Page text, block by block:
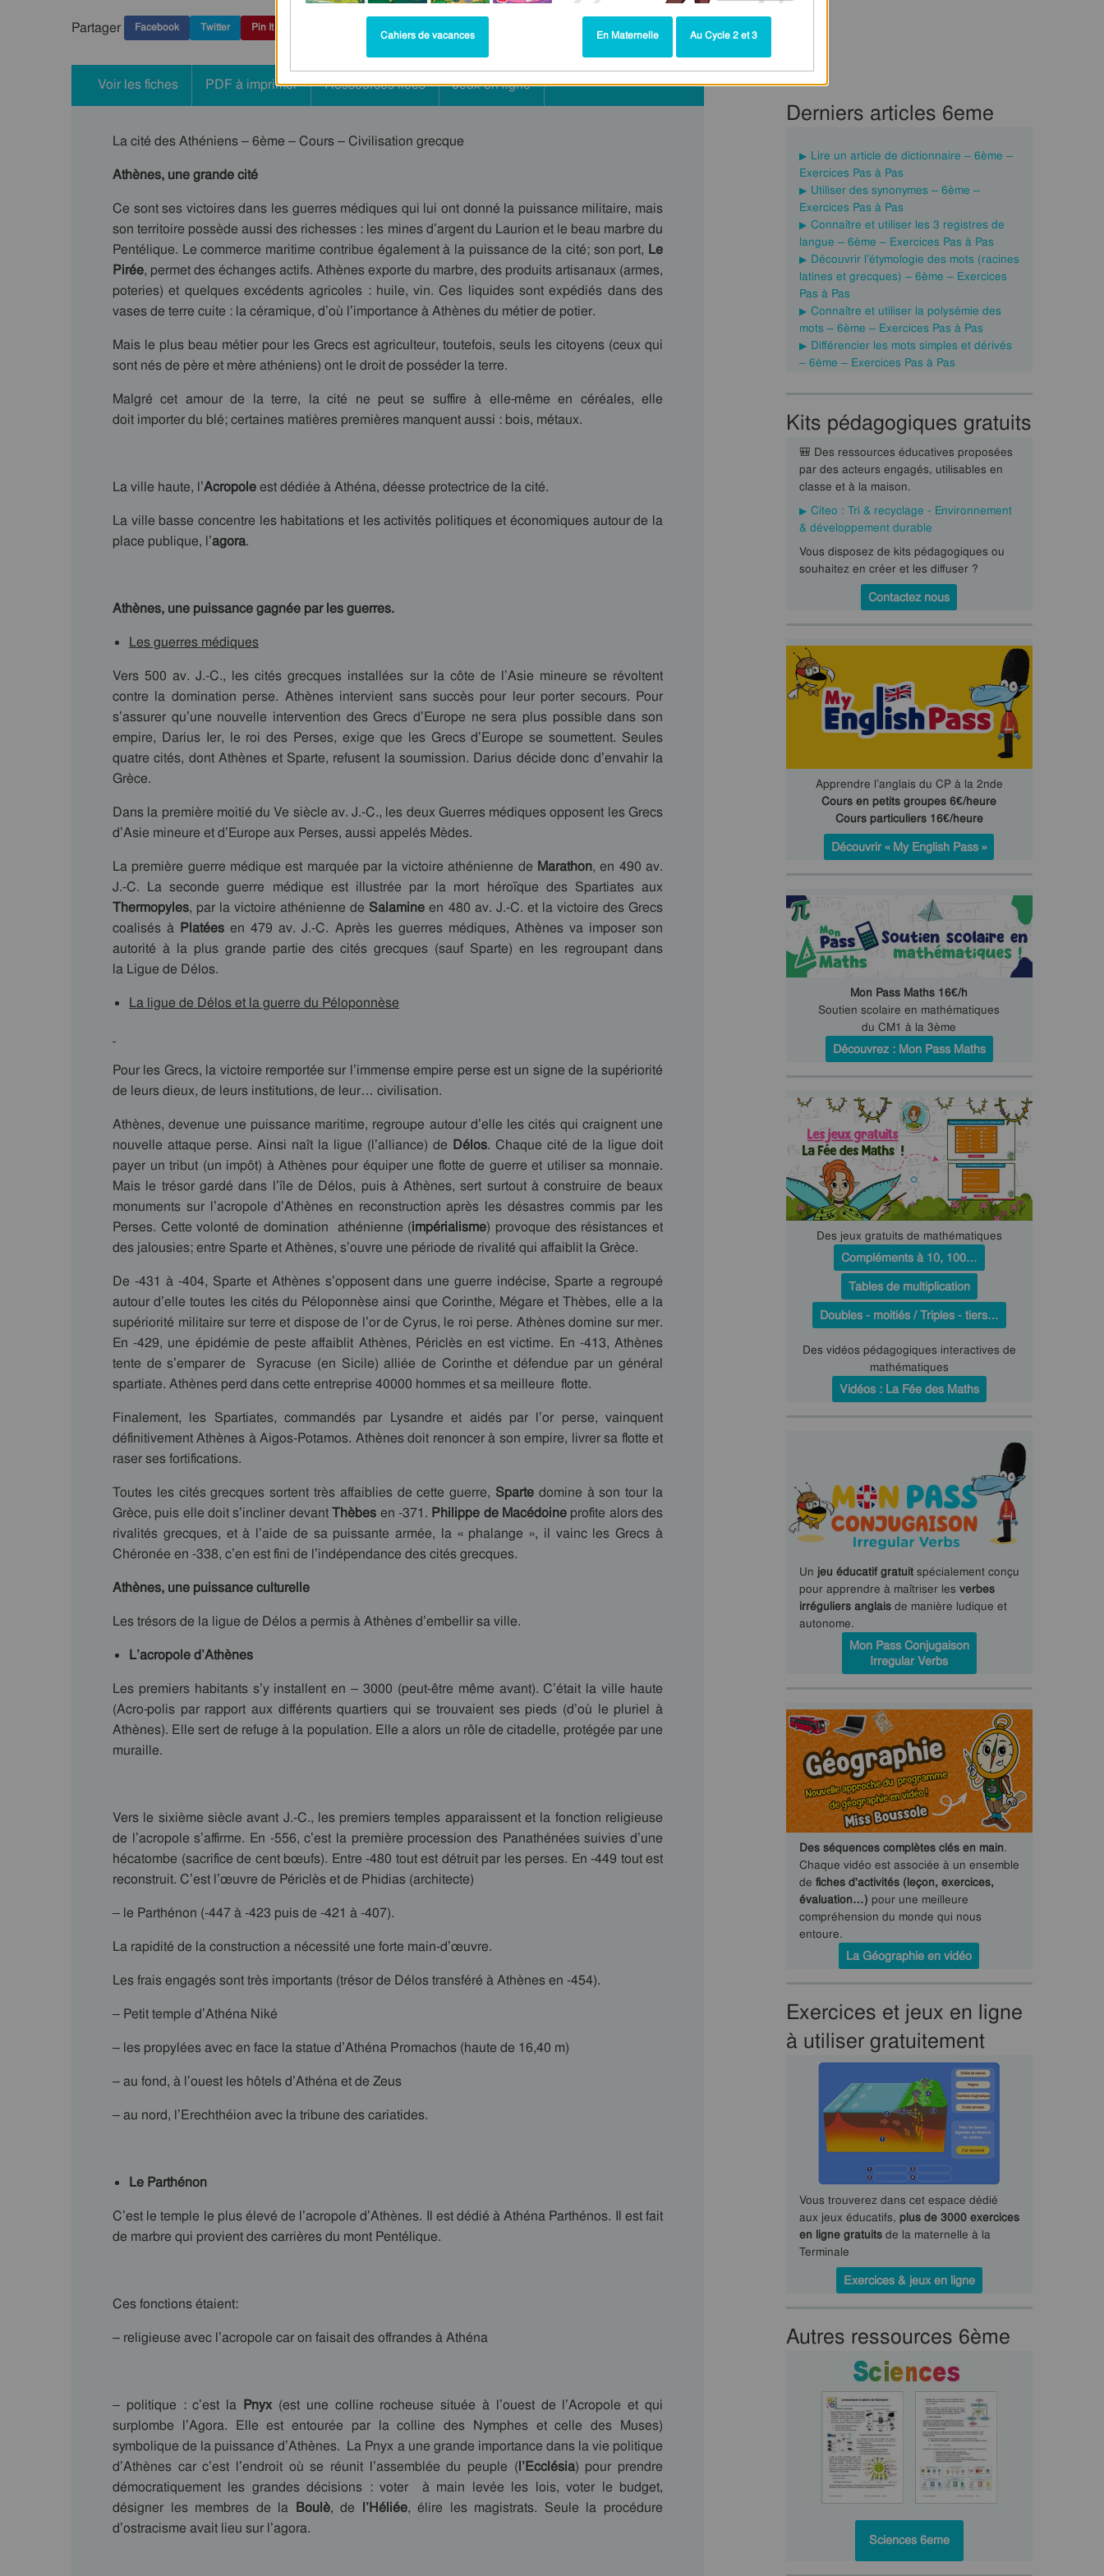
Partager Facebook Twitter Pin It
Voir les fiches PDF à imprimer Ressources liées Jeux en ligne
La cité des Athéniens – 6ème – Cours – Civilisation grecque
Athènes, une grande cité
Ce sont ses victoires dans les guerres médiques qui lui ont donné la puissance militaire, mais
son territoire possède aussi des richesses : les mines d’argent du Laurion et le beau marbre du
Pentélique. Le commerce maritime contribue également à la puissance de la cité; son port, Le
Pirée, permet des échanges actifs. Athènes exporte du marbre, des produits artisanaux (armes,
poteries) et quelques excédents agricoles : huile, vin. Ces liquides sont expédiés dans des
vases de terre cuite : la céramique, d’où l’importance à Athènes du métier de potier.
Mais le plus beau métier pour les Grecs est agriculteur, toutefois, seuls les citoyens (ceux qui
sont nés de père et mère athéniens) ont le droit de posséder la terre.
Malgré cet amour de la terre, la cité ne peut se suffire à elle-même en céréales, elle
doit importer du blé; certaines matières premières manquent aussi : bois, métaux.
La ville haute, l’Acropoleest dédiée à Athéna, déesse protectrice de la cité.
La ville basse concentre les habitations et les activités politiques et économiques autour de la
place publique, l’agora.
Athènes, une puissance gagnée par les guerres.
Les guerres médiques
Vers 500 av. J.-C., les cités grecques installées sur la côte de l’Asie mineure se révoltent
contre la domination perse. Athènes intervient sans succès pour leur porter secours. Pour
s’assurer qu’une nouvelle intervention des Grecs d’Europe ne sera plus possible dans son
empire, Darius Ier, le roi des Perses, exige que les Grecs d’Europe se soumettent. Seules
quatre cités, dont Athènes et Sparte, refusent la soumission. Darius décide donc d’envahir la
Grèce.
Dans la première moitié du Ve siècle av. J.-C., les deux Guerres médiques opposent les Grecs
d’Asie mineure et d’Europe aux Perses, aussi appelés Mèdes.
La première guerre médique est marquée par la victoire athénienne de Marathon, en 490 av.
J.-C. La seconde guerre médique est illustrée par la mort héroïque des Spartiates aux
Thermopyles, par la victoire athénienne de Salamine en 480 av. J.-C. et la victoire des Grecs
coalisés à Platées en 479 av. J.-C. Après les guerres médiques, Athènes va imposer son
autorité à la plus grande partie des cités grecques (sauf Sparte) en les regroupant dans
la Ligue de Délos.
La ligue de Délos et la guerre du Péloponnèse
Pour les Grecs, la victoire remportée sur l’immense empire perse est un signe de la supériorité
de leurs dieux, de leurs institutions, de leur… civilisation.
Athènes, devenue une puissance maritime, regroupe autour d’elle les cités qui craignent une
nouvelle attaque perse. Ainsi naît la ligue (l’alliance) de Délos. Chaque cité de la ligue doit
payer un tribut (un impôt) à Athènes pour équiper une flotte de guerre et utiliser sa monnaie.
Mais le trésor gardé dans l’île de Délos, puis à Athènes, sert surtout à construire de beaux
monuments sur l’acropole d’Athènes en reconstruction après les désastres commis par les
Perses. Cette volonté de domination athénienne (impérialisme) provoque des résistances et
des jalousies; entre Sparte et Athènes, s’ouvre une période de rivalité qui affaiblit la Grèce.
De -431 à -404, Sparte et Athènes s’opposent dans une guerre indécise, Sparte a regroupé
autour d’elle toutes les cités du Péloponnèse ainsi que Corinthe, Mégare et Thèbes, elle a la
supériorité militaire sur terre et dispose de l’or de Cyrus, le roi perse. Athènes domine sur mer.
En -429, une épidémie de peste affaiblit Athènes, Périclès en est victime. En -413, Athènes
tente de s’emparer de Syracuse (en Sicile) alliée de Corinthe et défendue par un général
spartiate. Athènes perd dans cette entreprise 40000 hommes et sa meilleure flotte.
Finalement, les Spartiates, commandés par Lysandre et aidés par l’or perse, vainquent
définitivement Athènes à Aigos-Potamos. Athènes doit renoncer à son empire, livrer sa flotte et
raser ses fortifications.
Toutes les cités grecques sortent très affaiblies de cette guerre, Sparte domine à son tour la
Grèce, puis elle doit s’incliner devantThèbes en -371. Philippe de Macédoineprofite alors des
rivalités grecques, et à l’aide de sa puissante armée, la « phalange », il vainc les Grecs à
Chéronée en -338, c’en est fini de l’indépendance des cités grecques.
Athènes, une puissance culturelle
Les trésors de la ligue de Délos a permis à Athènes d’embellir sa ville.
L’acropole d’Athènes
Les premiers habitants s’y installent en – 3000 (peut-être même avant). C’était la ville haute
(Acro-polis par rapport aux différents quartiers qui se trouvaient ses pieds (d’où le pluriel à
Athènes). Elle sert de refuge à la population. Elle a alors un rôle de citadelle, protégée par une
muraille.
Vers le sixième siècle avant J.-C., les premiers temples apparaissent et la fonction religieuse
de l’acropole s’affirme. En -556, c’est la première procession des Panathénées suivies d’une
hécatombe (sacrifice de cent bœufs). Entre -480 tout est détruit par les perses. En -449 tout est
reconstruit. C’est l’œuvre de Périclès et de Phidias (architecte)
– le Parthénon (-447 à -423 puis de -421 à -407).
La rapidité de la construction a nécessité une forte main-d’œuvre.
Les frais engagés sont très importants (trésor de Délos transféré à Athènes en -454).
– Petit temple d’Athéna Niké
– les propylées avec en face la statue d’Athéna Promachos (haute de 16,40 m)
– au fond, à l’ouest les hôtels d’Athéna et de Zeus
– au nord, l’Erechthéion avec la tribune des cariatides.
Le Parthénon
C’est le temple le plus élevé de l’acropole d’Athènes. Il est dédié à Athéna Parthénos. Il est fait
de marbre qui provient des carrières du mont Pentélique.
Ces fonctions étaient:
– religieuse avec l’acropole car on faisait des offrandes à Athéna
– politique : c’est la Pnyx (est une colline rocheuse située à l’ouest de l’Acropole et qui
surplombe l’Agora. Elle est entourée par la colline des Nymphes et celle des Muses)
symbolique de la puissance d’Athènes. La Pnyx a une grande importance dans la vie politique
d’Athènes car c’est l’endroit où se réunit l’assemblée du peuple (l’Ecclésia) pour prendre
démocratiquement les grandes décisions : voter à main levée les lois, voter le budget,
désigner les membres de la Boulè, de l’Héliée, élire les magistrats. Seule la procédure
d’ostracisme avait lieu sur l’agora.
Derniers articles 6eme
Lire un article de dictionnaire – 6ème –
Exercices Pas à Pas
Utiliser des synonymes – 6ème –
Exercices Pas à Pas
Connaître et utiliser les 3 registres de
langue – 6ème – Exercices Pas à Pas
Découvrir l’étymologie des mots (racines
latines et grecques) – 6ème – Exercices
Pas à Pas
Connaître et utiliser la polysémie des
mots – 6ème – Exercices Pas à Pas
Différencier les mots simples et dérivés
– 6ème – Exercices Pas à Pas
Kits pédagogiques gratuits
🎒 Des ressources éducatives proposées
par des acteurs engagés, utilisables en
classe et à la maison.
Citeo : Tri & recyclage - Environnement
& développement durable
Vous disposez de kits pédagogiques ou
souhaitez en créer et les diffuser ?
Contactez nous
Apprendre l’anglais du CP à la 2nde
Cours en petits groupes 6€/heure
Cours particuliers 16€/heure
Découvrir « My English Pass »
Mon Pass Maths 16€/h
Soutien scolaire en mathématiques
du CM1 à la 3ème
Découvrez : Mon Pass Maths
Des jeux gratuits de mathématiques
Compléments à 10, 100…
Tables de multiplication
Doubles - moitiés / Triples - tiers…
Des vidéos pédagogiques interactives de
mathématiques
Vidéos : La Fée des Maths
Un jeu éducatif gratuitspécialement conçu
pour apprendre à maîtriser les verbes
irréguliers anglaisde manière ludique et
autonome.
Mon Pass Conjugaison
Irregular Verbs
Des séquences complètes clés en main.
Chaque vidéo est associée à un ensemble
de fiches d'activités (leçon, exercices,
évaluation…) pour une meilleure
compréhension du monde qui nous
entoure.
La Géographie en vidéo
Exercices et jeux en ligne
à utiliser gratuitement
Vous trouverez dans cet espace dédié
aux jeux éducatifs, plus de 3000 exercices
en ligne gratuitsde la maternelle à la
Terminale
Exercices & jeux en ligne
Autres ressources 6ème
Sciences 6eme
Cahiers de vacances En Maternelle Au Cycle 2 et 3